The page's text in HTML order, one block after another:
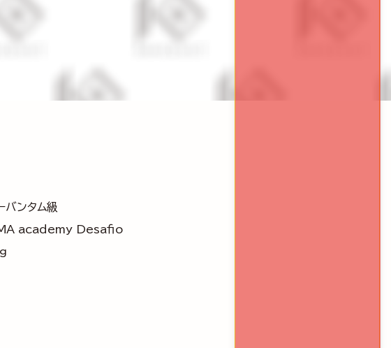
バンタム級
academy Desafio